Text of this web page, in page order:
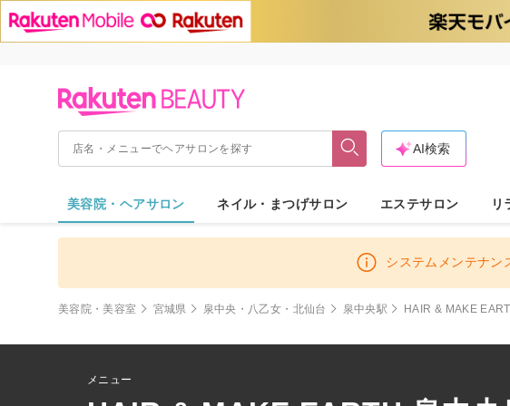
AI検索
美容院・ヘアサロン ネイル・まつげサロン エステサロン リ
システムメンテナ
美容院・美容室 宮城県 泉中央・八乙女・北仙台 泉中央駅 HAIR & MAKE
メニュー